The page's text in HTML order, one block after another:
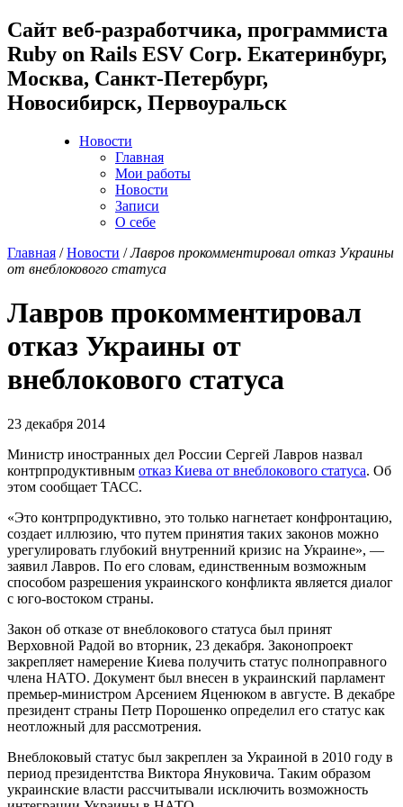
Cайт веб-разработчика, программиста
Ruby on Rails ESV Corp. Екатеринбург,
Москва, Санкт-Петербург,
Новосибирск, Первоуральск
Новости
Главная
Мои работы
Новости
Записи
О себе
Главная /Новости /Лавров прокомментировал отказ Украины
от внеблокового статуса
Лавров прокомментировал
отказ Украины от
внеблокового статуса
23 декабря 2014
Министр иностранных дел России Сергей Лавров назвал
контрпродуктивным отказ Киева от внеблокового статуса. Об
этом сообщает ТАСС.
«Это контрпродуктивно, это только нагнетает конфронтацию,
создает иллюзию, что путем принятия таких законов можно
урегулировать глубокий внутренний кризис на Украине», —
заявил Лавров. По его словам, единственным возможным
способом разрешения украинского конфликта является диалог
с юго-востоком страны.
Закон об отказе от внеблокового статуса был принят
Верховной Радой во вторник, 23 декабря. Законопроект
закрепляет намерение Киева получить статус полноправного
члена НАТО. Документ был внесен в украинский парламент
премьер-министром Арсением Яценюком в августе. В декабре
президент страны Петр Порошенко определил его статус как
неотложный для рассмотрения.
Внеблоковый статус был закреплен за Украиной в 2010 году в
период президентства Виктора Януковича. Таким образом
украинские власти рассчитывали исключить возможность